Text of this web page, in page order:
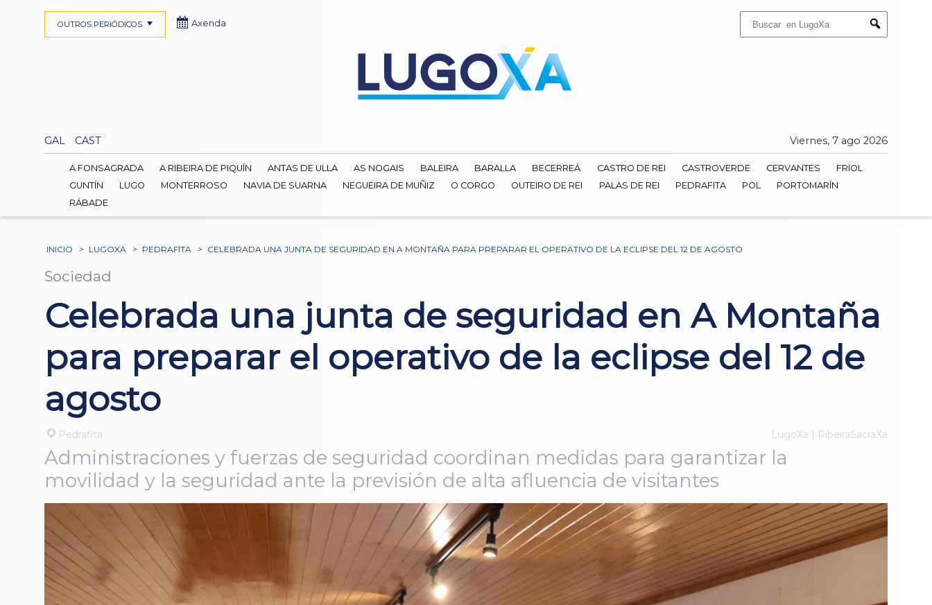
Submit
GAL CAST Viernes, 7 ago 2026
OUTROS PERIÓDICOS Axenda
A FONSAGRADA A RIBEIRA DE PIQUÍN ANTAS DE ULLA AS NOGAIS BALEIRA BARALLA BECERREÁ CASTRO DE REI CASTROVERDE CERVANTES
FRIOL
GUNTÍN
LUGO MONTERROSO NAVIA DE SUARNA NEGUEIRA DE MUÑIZ O CORGO OUTEIRO DE REI PALAS DE REI PEDRAFITA POL
PORTOMARÍN
RÁBADE
INICIO > LUGOXA > PEDRAFITA > CELEBRADA UNA JUNTA DE SEGURIDAD EN A MONTAÑA PARA PREPARAR EL OPERATIVO DE LA ECLIPSE DEL 12 DE AGOSTO
Sociedad
Celebrada una junta de seguridad en A Montaña
para preparar el operativo de la eclipse del 12 de
agosto
Pedrafita LugoXa | RibeiraSacraXa
Administraciones y fuerzas de seguridad coordinan medidas para garantizar la
movilidad y la seguridad ante la previsión de alta afluencia de visitantes